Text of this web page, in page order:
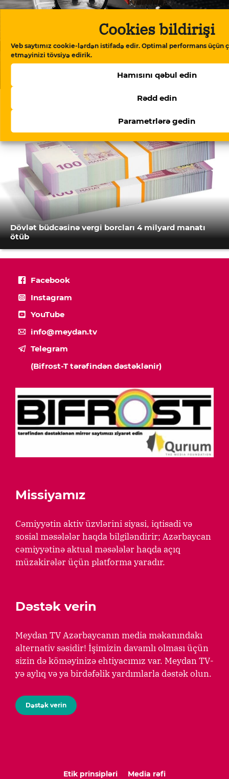
Cookies bildirişi
Veb saytımız cookie-lərdən istifadə edir. Optimal performans üçün
etməyinizi tövsiyə edirik.
Hamısını qəbul edin
Rədd edin
Parametrlərə gedin
Dövlətin tenderlərində qalib olmuş şirkətlər saxta
sənədlərdən istifadə ediblər
Dövlət büdcəsinə vergi borcları 4 milyard manatı
ötüb
Facebook
Instagram
YouTube
info@meydan.tv
Telegram
(Bifrost-T tərəfindən dəstəklənir)
Missiyamız
Cəmiyyətin aktiv üzvlərini siyasi, iqtisadi və
sosial məsələlər haqda bilgiləndirir; Azərbaycan
cəmiyyətinə aktual məsələlər haqda açıq
müzakirələr üçün platforma yaradır.
Dəstək verin
Meydan TV Azərbaycanın media məkanındakı
alternativ səsidir! İşimizin davamlı olması üçün
sizin də köməyinizə ehtiyacımız var. Meydan TV-
yə aylıq və ya birdəfəlik yardımlarla dəstək olun.
Dəstək verin
Etik prinsipləri
Media rəfi